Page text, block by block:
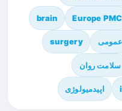
Europe PMC
brain
surgery
سلامت روان
اپیدمیولوژی